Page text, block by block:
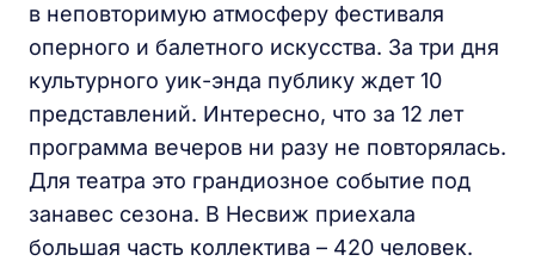
в неповторимую атмосферу фестиваля
оперного и балетного искусства. За три дня
культурного уик-энда публику ждет 10
представлений. Интересно, что за 12 лет
программа вечеров ни разу не повторялась.
Для театра это грандиозное событие под
занавес сезона. В Несвиж приехала
большая часть коллектива – 420 человек.